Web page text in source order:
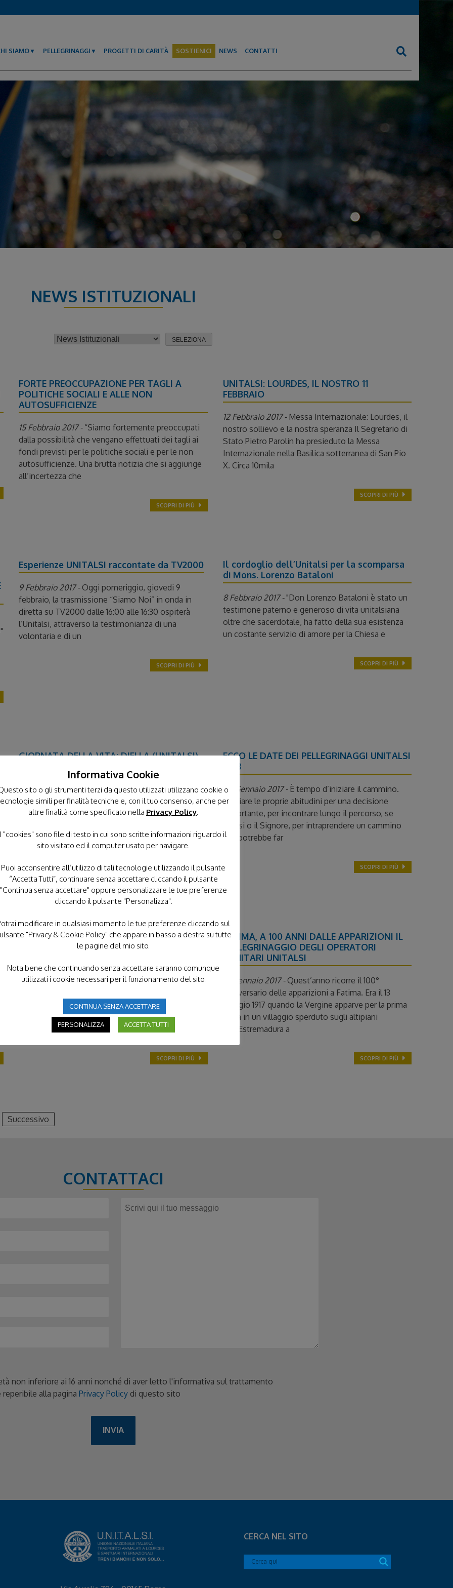
SIAMO PELLEGRINAGGI PROGETTI DI CARITÀ SOSTIENICI NEWS CONTATTI
NEWS ISTITUZIONALI
FORTE PREOCCUPAZIONE PER TAGLI A
POLITICHE SOCIALI E ALLE NON
AUTOSUFFICIENZE
15 Febbraio 2017 - “Siamo fortemente preoccupati
dalla possibilità che vengano effettuati dei tagli ai
fondi previsti per le politiche sociali e per le non
autosufficienze. Una brutta notizia che si aggiunge
all’incertezza che
SCOPRI DI PIÙ
UNITALSI: LOURDES, IL NOSTRO 11
FEBBRAIO
12 Febbraio 2017 - Messa Internazionale: Lourdes, il
nostro sollievo e la nostra speranza Il Segretario di
Stato Pietro Parolin ha presieduto la Messa
Internazionale nella Basilica sotterranea di San Pio
X. Circa 10mila
SCOPRI DI PIÙ
Esperienze UNITALSI raccontate da TV2000
9 Febbraio 2017 - Oggi pomeriggio, giovedi 9
febbraio, la trasmissione “Siamo Noi” in onda in
diretta su TV2000 dalle 16:00 alle 16:30 ospiterà
l’Unitalsi, attraverso la testimonianza di una
volontaria e di un
SCOPRI DI PIÙ
Il cordoglio dell’Unitalsi per la scomparsa
di Mons. Lorenzo Bataloni
8 Febbraio 2017 -"Don Lorenzo Bataloni è stato un
testimone paterno e generoso di vita unitalsiana
oltre che sacerdotale, ha fatto della sua esistenza
un costante servizio di amore per la Chiesa e
SCOPRI DI PIÙ
GIORNATA DELLA VITA; DIELLA (UNITALSI),
DISABILI È IL NOSTRO INNO ALLA VITA
5 Febbraio 2017 -"L’educazione alla vita, alla sua
tutela dal concepimento alla fine naturale è la più
partire, però, dalle giovani generazioni per fare in
SCOPRI DI PIÙ
ECCO LE DATE DEI PELLEGRINAGGI UNITALSI
2018
30 Gennaio 2017 - È tempo d’iniziare il cammino.
Lasciare le proprie abitudini per una decisione
importante, per incontrare lungo il percorso, se
stessi o il Signore, per intraprendere un cammino
che potrebbe far
SCOPRI DI PIÙ
GIORNATA DELLA MEMORIA; DIELLA
(UNITALSI), COMBATTERE L’IDEOLOGIA
26 Gennaio 2017 -"La Giornata della Memoria è
nostra vicinanza con le comunità ebraiche e con
quanti vengono perseguitati per motivi religiosi, ma
anche per rilanciare
SCOPRI DI PIÙ
FATIMA, A 100 ANNI DALLE APPARIZIONI IL
PELLEGRINAGGIO DEGLI OPERATORI
SANITARI UNITALSI
19 Gennaio 2017 - Quest’anno ricorre il 100°
anniversario delle apparizioni a Fatima. Era il 13
maggio 1917 quando la Vergine apparve per la prima
volta in un villaggio sperduto sugli altipiani
dell’Estremadura a
SCOPRI DI PIÙ
Successivo
CONTATTACI
non inferiore ai 16 anni nonché di aver letto l'informativa sul trattamento
alla pagina Privacy Policy di questo sito
Informativa Cookie
sito o gli strumenti terzi da questo utilizzati utilizzano cookie o
simili per finalità tecniche e, con il tuo consenso, anche per
altre finalità come specificato nella Privacy Policy.
I "cookies" sono file di testo in cui sono scritte informazioni riguardo il
sito visitato ed il computer usato per navigare.
Puoi acconsentire all’utilizzo di tali tecnologie utilizzando il pulsante
“Accetta Tutti”, continuare senza accettare cliccando il pulsante
"Continua senza accettare" oppure personalizzare le tue preferenze
cliccando il pulsante "Personalizza".
modificare in qualsiasi momento le tue preferenze cliccando sul
"Privacy & Cookie Policy" che appare in basso a destra su tutte
le pagine del mio sito.
Nota bene che continuando senza accettare saranno comunque
utilizzati i cookie necessari per il funzionamento del sito.
CONTINUA SENZA ACCETTARE
PERSONALIZZA ACCETTA TUTTI
CERCA NEL SITO